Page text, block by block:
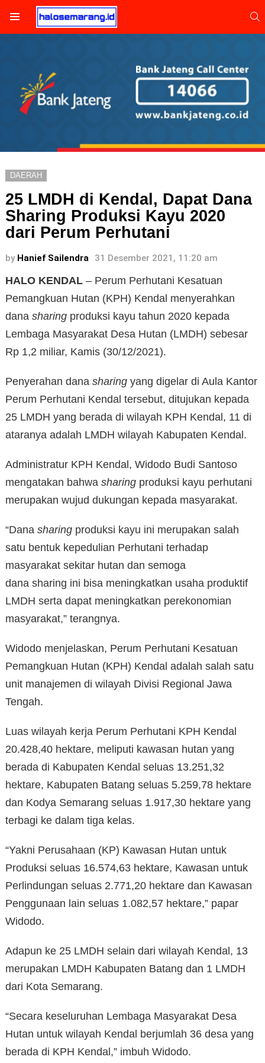
DAERAH
25 LMDH di Kendal, Dapat Dana
Sharing Produksi Kayu 2020
dari Perum Perhutani
by Hanief Sailendra 31 Desember 2021, 11:20 am
HALO KENDAL – Perum Perhutani Kesatuan
Pemangkuan Hutan (KPH) Kendal menyerahkan
dana sharing produksi kayu tahun 2020 kepada
Lembaga Masyarakat Desa Hutan (LMDH) sebesar
Rp 1,2 miliar, Kamis (30/12/2021).
Penyerahan dana sharing yang digelar di Aula Kantor
Perum Perhutani Kendal tersebut, ditujukan kepada
25 LMDH yang berada di wilayah KPH Kendal, 11 di
ataranya adalah LMDH wilayah Kabupaten Kendal.
Administratur KPH Kendal, Widodo Budi Santoso
mengatakan bahwa sharing produksi kayu perhutani
merupakan wujud dukungan kepada masyarakat.
“Dana sharing produksi kayu ini merupakan salah
satu bentuk kepedulian Perhutani terhadap
masyarakat sekitar hutan dan semoga
dana sharing ini bisa meningkatkan usaha produktif
LMDH serta dapat meningkatkan perekonomian
masyarakat,” terangnya.
Widodo menjelaskan, Perum Perhutani Kesatuan
Pemangkuan Hutan (KPH) Kendal adalah salah satu
unit manajemen di wilayah Divisi Regional Jawa
Tengah.
Luas wilayah kerja Perum Perhutani KPH Kendal
20.428,40 hektare, meliputi kawasan hutan yang
berada di Kabupaten Kendal seluas 13.251,32
hektare, Kabupaten Batang seluas 5.259,78 hektare
dan Kodya Semarang seluas 1.917,30 hektare yang
terbagi ke dalam tiga kelas.
“Yakni Perusahaan (KP) Kawasan Hutan untuk
Produksi seluas 16.574,63 hektare, Kawasan untuk
Perlindungan seluas 2.771,20 hektare dan Kawasan
Penggunaan lain seluas 1.082,57 hektare,” papar
Widodo.
Adapun ke 25 LMDH selain dari wilayah Kendal, 13
merupakan LMDH Kabupaten Batang dan 1 LMDH
dari Kota Semarang.
“Secara keseluruhan Lembaga Masyarakat Desa
Hutan untuk wilayah Kendal berjumlah 36 desa yang
berada di KPH Kendal,” imbuh Widodo.